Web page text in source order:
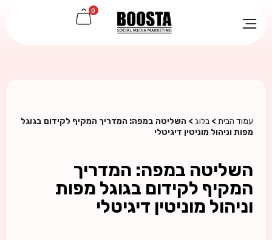
0
עמוד הבית >בלוג > השליטה במפה: המדריך המקיף לקידום בגוגל
מפות וניהול מוניטין דיגיטלי
השליטה במפה: המדריך
המקיף לקידום בגוגל מפות
וניהול מוניטין דיגיטלי